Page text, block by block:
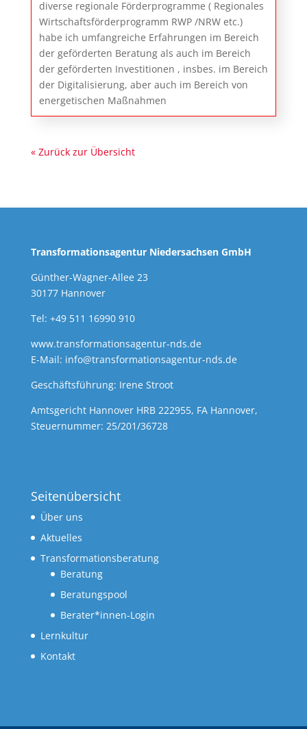
diverse regionale Förderprogramme ( Regionales
Wirtschaftsförderprogramm RWP /NRW etc.)
habe ich umfangreiche Erfahrungen im Bereich
der geförderten Beratung als auch im Bereich
der geförderten Investitionen , insbes. im Bereich
der Digitalisierung, aber auch im Bereich von
energetischen Maßnahmen
« Zurück zur Übersicht
Transformationsagentur Niedersachsen GmbH
Günther-Wagner-Allee 23
30177 Hannover
Tel: +49 511 16990 910
www.transformationsagentur-nds.de
E-Mail: info@transformationsagentur-nds.de
Geschäftsführung: Irene Stroot
Amtsgericht Hannover HRB 222955, FA Hannover,
Steuernummer: 25/201/36728
Seitenübersicht
Über uns
Aktuelles
Transformationsberatung
Beratung
Beratungspool
Berater*innen-Login
Lernkultur
Kontakt